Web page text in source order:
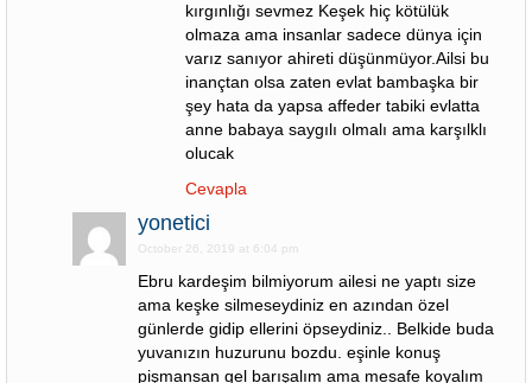
kırgınlığı sevmez Keşek hiç kötülük
olmaza ama insanlar sadece dünya için
varız sanıyor ahireti düşünmüyor.Ailsi bu
inançtan olsa zaten evlat bambaşka bir
şey hata da yapsa affeder tabiki evlatta
anne babaya saygılı olmalı ama karşılklı
olucak
Cevapla
yonetici
October 26, 2019 at 6:04 pm
Ebru kardeşim bilmiyorum ailesi ne yaptı size
ama keşke silmeseydiniz en azından özel
günlerde gidip ellerini öpseydiniz.. Belkide buda
yuvanızın huzurunu bozdu. eşinle konuş
pişmansan gel barışalım ama mesafe koyalım